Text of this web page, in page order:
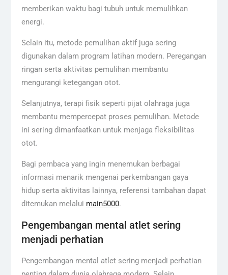
memberikan waktu bagi tubuh untuk memulihkan
energi.
Selain itu, metode pemulihan aktif juga sering
digunakan dalam program latihan modern. Peregangan
ringan serta aktivitas pemulihan membantu
mengurangi ketegangan otot.
Selanjutnya, terapi fisik seperti pijat olahraga juga
membantu mempercepat proses pemulihan. Metode
ini sering dimanfaatkan untuk menjaga fleksibilitas
otot.
Bagi pembaca yang ingin menemukan berbagai
informasi menarik mengenai perkembangan gaya
hidup serta aktivitas lainnya, referensi tambahan dapat
ditemukan melalui main5000.
Pengembangan mental atlet sering
menjadi perhatian
Pengembangan mental atlet sering menjadi perhatian